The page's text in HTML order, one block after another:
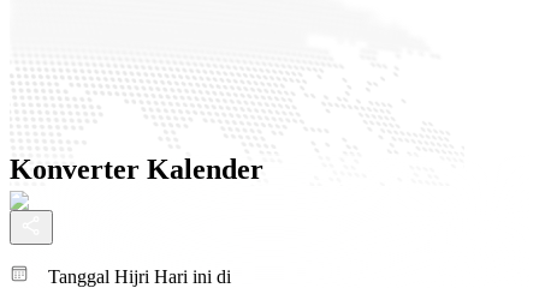
Konverter Kalender
Tanggal Hijri Hari ini di